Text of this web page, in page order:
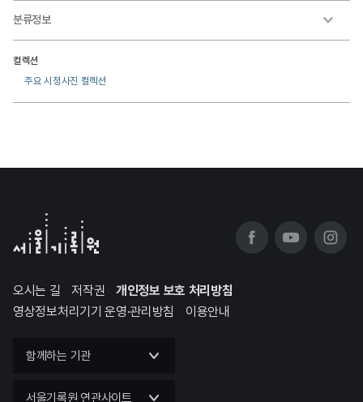
분류정보
컬렉션
주요 시정사진 컬렉션
오시는 길 저작권
개인정보 보호 처리방침
영상정보처리기기 운영·관리방침
이용안내
함께하는 기관
서울기록원 연관사이트